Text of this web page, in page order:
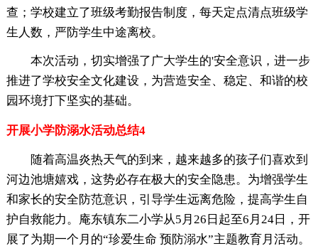
查；学校建立了班级考勤报告制度，每天定点清点班级学
生人数，严防学生中途离校。
本次活动，切实增强了广大学生的'安全意识，进一步
推进了学校安全文化建设，为营造安全、稳定、和谐的校
园环境打下坚实的基础。
开展小学防溺水活动总结4
随着高温炎热天气的到来，越来越多的孩子们喜欢到
河边池塘嬉戏，这势必存在极大的安全隐患。为增强学生
和家长的安全防范意识，引导学生远离危险，提高学生自
护自救能力。庵东镇东二小学从5月26日起至6月24日，开
展了为期一个月的“珍爱生命 预防溺水”主题教育月活动。